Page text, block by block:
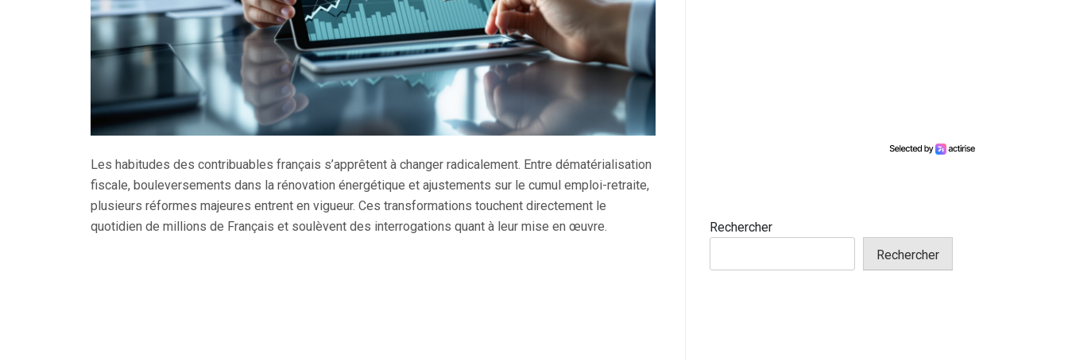
Les habitudes des contribuables français s’apprêtent à changer radicalement. Entre dématérialisation
fiscale, bouleversements dans la rénovation énergétique et ajustements sur le cumul emploi-retraite,
plusieurs réformes majeures entrent en vigueur. Ces transformations touchent directement le
quotidien de millions de Français et soulèvent des interrogations quant à leur mise en œuvre.
Rechercher
Rechercher